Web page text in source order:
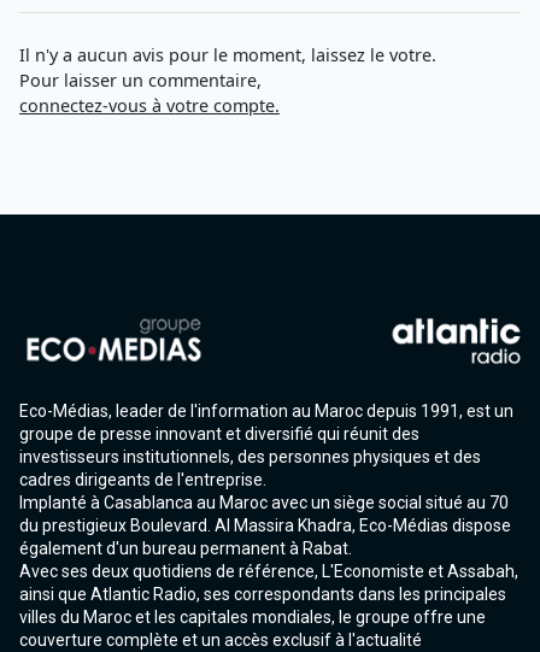
Il n'y a aucun avis pour le moment, laissez le votre.
Pour laisser un commentaire,
connectez-vous à votre compte.
Eco-Médias, leader de l'information au Maroc depuis 1991, est un
groupe de presse innovant et diversifié qui réunit des
investisseurs institutionnels, des personnes physiques et des
cadres dirigeants de l'entreprise.
Implanté à Casablanca au Maroc avec un siège social situé au 70
du prestigieux Boulevard. Al Massira Khadra, Eco-Médias dispose
également d'un bureau permanent à Rabat.
Avec ses deux quotidiens de référence, L'Economiste et Assabah,
ainsi que Atlantic Radio, ses correspondants dans les principales
villes du Maroc et les capitales mondiales, le groupe offre une
couverture complète et un accès exclusif à l'actualité